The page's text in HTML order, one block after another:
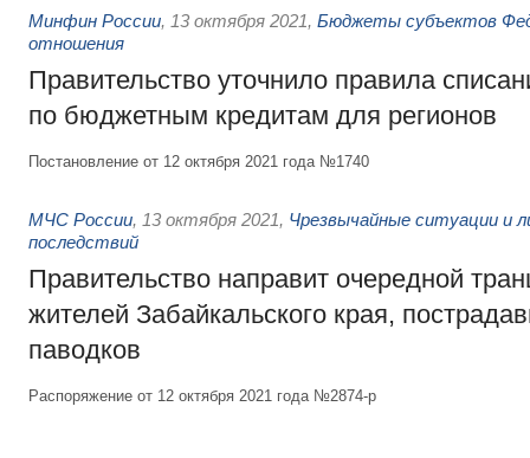
Минфин России, 13 октября 2021, Бюджеты субъектов
отношения
Правительство уточнило правила
по бюджетным кредитам для регионов
Постановление от 12 октября 2021 года №1740
МЧС России, 13 октября 2021, Чрезвычайные ситуации и
последствий
Правительство направит очередной
жителей Забайкальского края,
паводков
Распоряжение от 12 октября 2021 года №2874-р